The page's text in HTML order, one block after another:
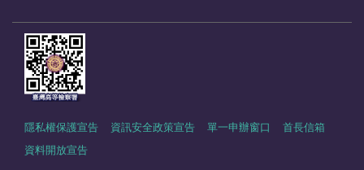
隱私權保護宣告 資訊安全政策宣告 單一申辦窗口 首長信箱
資料開放宣告